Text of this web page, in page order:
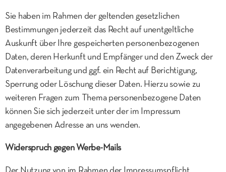
Sie haben im Rahmen der geltenden gesetzlichen
Bestimmungen jederzeit das Recht auf unentgeltliche
Auskunft über Ihre gespeicherten personenbezogenen
Daten, deren Herkunft und Empfänger und den Zweck der
Datenverarbeitung und ggf. ein Recht auf Berichtigung,
Sperrung oder Löschung dieser Daten. Hierzu sowie zu
weiteren Fragen zum Thema personenbezogene Daten
können Sie sich jederzeit unter der im Impressum
angegebenen Adresse an uns wenden.
Widerspruch gegen Werbe-Mails